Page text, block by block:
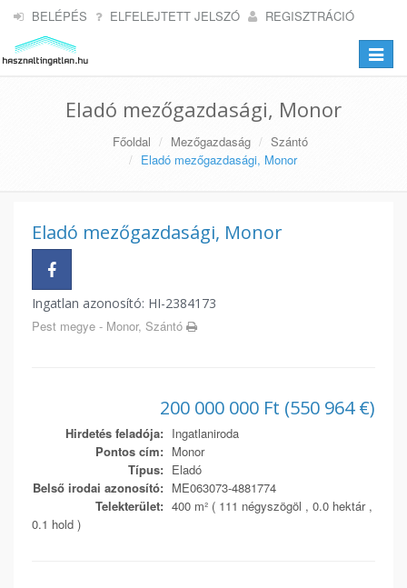
BELÉPÉS ELFELEJTETT JELSZÓ REGISZTRÁCIÓ
Toggle
Eladó mezőgazdasági, Monor
Főoldal Mezőgazdaság
Szántó
Eladó mezőgazdasági, Monor
Eladó mezőgazdasági, Monor
Ingatlan azonosító: HI-2384173
Pest megye - Monor, Szántó
200 000 000 Ft (550 964 €)
Hirdetés feladója: Ingatlaniroda
Pontos cím: Monor
Típus: Eladó
Belső irodai azonosító: ME063073-4881774
Telekterület: 400 m² ( 111 négyszögöl , 0.0 hektár ,
0.1 hold )